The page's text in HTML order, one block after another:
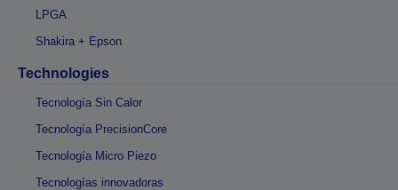
LPGA
Shakira + Epson
Technologies
Tecnología Sin Calor
Tecnología PrecisionCore
Tecnología Micro Piezo
Tecnologías innovadoras